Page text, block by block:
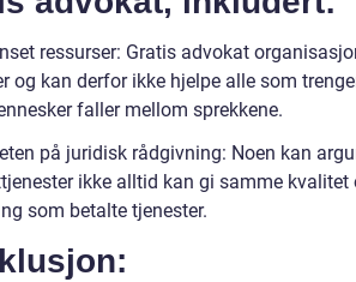
ressurser: Gratis advokat
og kan derfor ikke hjelpe alle som
faller mellom sprekkene.
på juridisk rådgivning: Noen kan
ikke alltid kan gi samme
som betalte tjenester.